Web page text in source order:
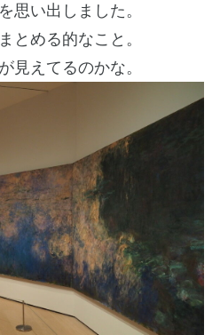
思い出しました。
とめる的なこと。
見えてるのかな。